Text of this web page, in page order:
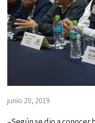
junio 20, 2019